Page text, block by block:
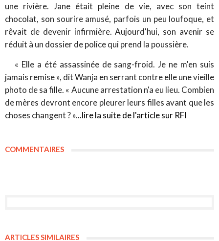
une rivière. Jane était pleine de vie, avec son teint
chocolat, son sourire amusé, parfois un peu loufoque, et
rêvait de devenir infirmière. Aujourd'hui, son avenir se
réduit à un dossier de police qui prend la poussière.
« Elle a été assassinée de sang-froid. Je ne m'en suis
jamais remise », dit Wanja en serrant contre elle une vieille
photo de sa fille. « Aucune arrestation n'a eu lieu. Combien
de mères devront encore pleurer leurs filles avant que les
choses changent ? »...lire la suite de l'article sur RFI
COMMENTAIRES
ARTICLES SIMILAIRES